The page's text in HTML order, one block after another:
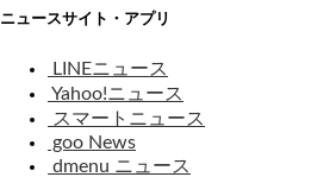
ニュースサイト・アプリ
LINEニュース
Yahoo!ニュース
スマートニュース
goo News
dmenu ニュース